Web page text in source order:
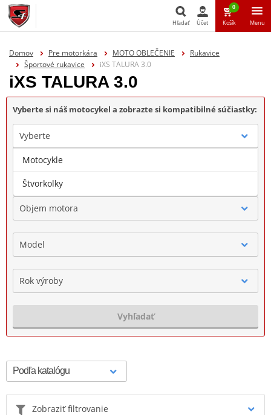
Hľadať Účet
0
Košík Menu
Domov Pre motorkára MOTO OBLEČENIE
Rukavice
Športové rukavice
iXS TALURA 3.0
iXS TALURA 3.0
Vyberte si náš motocykel a zobrazte si kompatibilné súčiastky:
Vyberte
Značka
Objem motora
Model
Rok výroby
Vyhľadať
Zobraziť filtrovanie
Motocykle
Štvorkolky